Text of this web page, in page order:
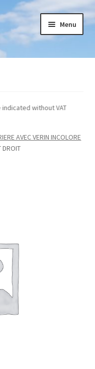
Menu
indicated without VAT
AVEC VERIN INCOLORE
DROIT